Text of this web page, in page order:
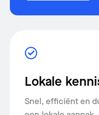
Werkgebieden
Kraan huren
Contact
Lokale
Snel, efficiënt en